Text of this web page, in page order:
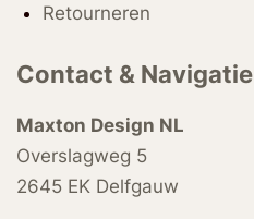
Retourneren
Contact & Navigatie
Maxton Design NL
Overslagweg 5
2645 EK Delfgauw